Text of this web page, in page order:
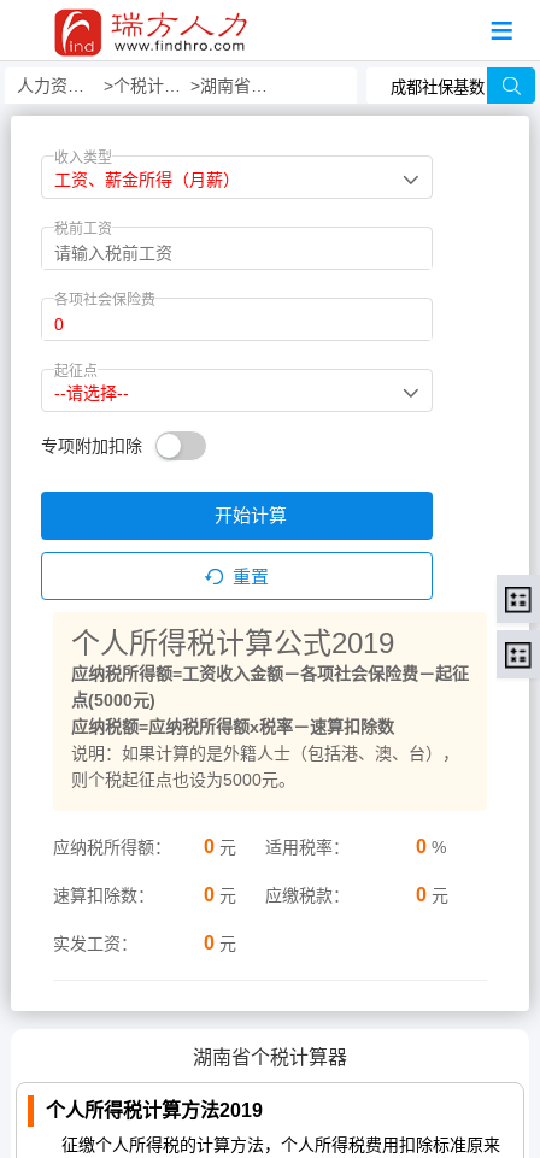
个税计算器 湖南省个税计算器
收入类型
工资、薪金所得（月薪）
税前工资
各项社会保险费
起征点
--请选择--
专项附加扣除
开始计算
重置
个人所得税计算公式2019
应纳税所得额=工资收入金额－各项社会保险费－起征
点(5000元)
应纳税额=应纳税所得额x税率－速算扣除数
说明：如果计算的是外籍人士（包括港、澳、台），
则个税起征点也设为5000元。
应纳税所得额： 0元 适用税率： 0 %
速算扣除数： 0元 应缴税款： 0 元
实发工资： 0元
湖南省个税计算器
个人所得税计算方法2019
征缴个人所得税的计算方法，个人所得税费用扣除标准原来